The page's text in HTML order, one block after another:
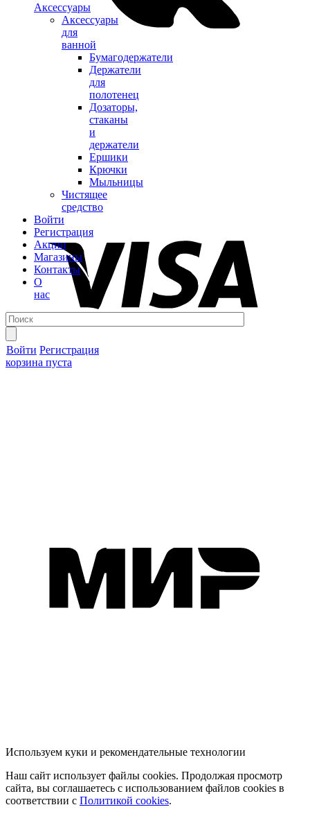
Аксессуары
Аксессуары
для
ванной
Бумагодержатели
Держатели
для
полотенец
Дозаторы,
стаканы
и
держатели
Ершики
Крючки
Мыльницы
Чистящее
средство
Войти
Регистрация
Акции
Магазины
Контакты
О
нас
Войти Регистрация
корзина пуста
Используем куки и рекомендательные технологии
Наш сайт использует файлы cookies. Продолжая просмотр
сайта, вы соглашаетесь с использованием файлов cookies в
соответствии с Политикой cookies.